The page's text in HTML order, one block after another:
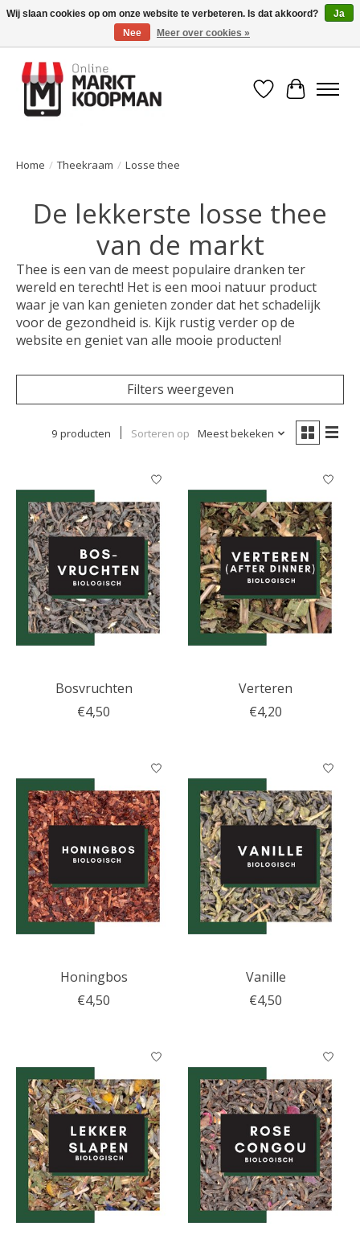
Voor 15:00 besteld, morgen in huis!
Verlanglijst
Home / Theekraam / Losse thee
De lekkerste losse thee
van de markt
Thee is een van de meest populaire dranken ter
wereld en terecht! Het is een mooi natuur product
waar je van kan genieten zonder dat het schadelijk
voor de gezondheid is. Kijk rustig verder op de
website en geniet van alle mooie producten!
Filters weergeven
9 producten Sorteren op Meest bekeken
Bosvruchten
€4,50
Verteren
€4,20
Honingbos
€4,50
Vanille
€4,50
Wij slaan cookies op om onze website te verbeteren. Is dat akkoord?
Ja
Nee
Meer over cookies »